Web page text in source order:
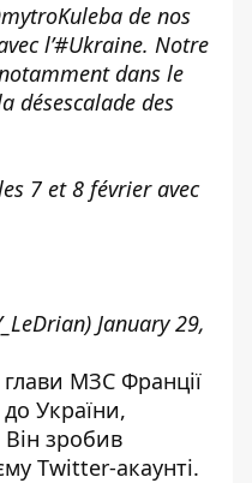
de nos
l’#Ukraine. Notre
dans le
désescalade des
7 et 8 février avec
January 29,
МЗС Франції
України,
Він зробив
Twitter-акаунті.